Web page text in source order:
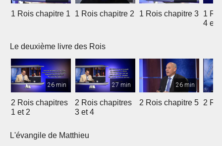
1 Rois chapitre 1 1 Rois chapitre 2 1 Rois chapitre 3
1
4 et 5
Le deuxième livre des Rois
26 min
2 Rois chapitres
1 et 2
27 min
2 Rois chapitres
3 et 4
26 min
2 Rois chapitre 5 2
L'évangile de Matthieu